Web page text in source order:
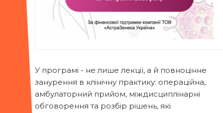
У програмі - не лише лекції, а й повноцінне
занурення в клінічну практику: операційна,
амбулаторний прийом, міждисциплінарні
обговорення та розбір рішень, які